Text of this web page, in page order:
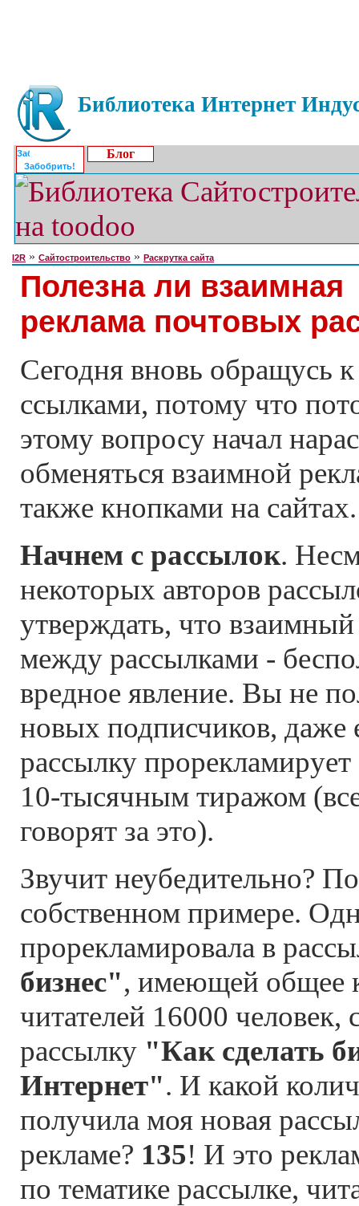
Библиотека Интернет
Забобрить!
Блог
I2R » Сайтостроительство » Раскрутка сайта
Полезна ли взаимная
реклама почтовых
Сегодня вновь обращусь
ссылками, потому что
этому вопросу начал
обменяться взаимной
также кнопками на
Начнем с рассылок.
некоторых авторов
утверждать, что
между рассылками -
вредное явление. Вы не
новых подписчиков, даже
рассылку прорекламирует
10-тысячным тиражом
говорят за это).
Звучит неубедительно?
собственном примере.
прорекламировала в
бизнес", имеющей общее
читателей 16000
рассылку "Как сделать
Интернет". И какой
получила моя новая
рекламе? 135! И это
по тематике рассылке,